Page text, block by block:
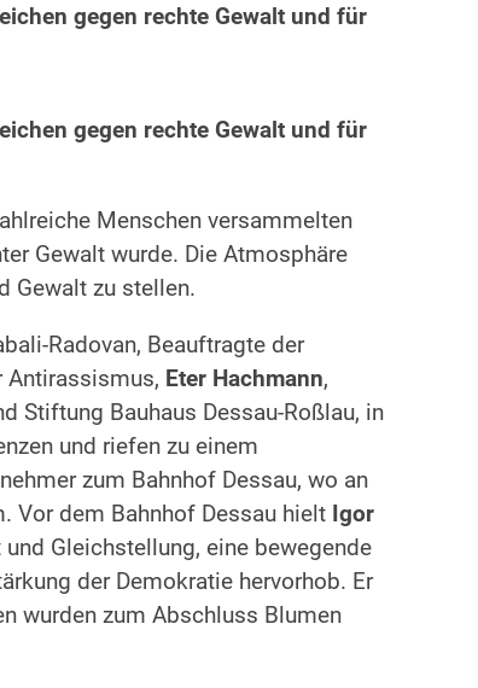
gegen rechte Gewalt und für
gegen rechte Gewalt und für
Menschen versammelten
Gewalt wurde. Die Atmosphäre
Gewalt zu stellen.
Radovan, Beauftragte der
Antirassismus, Eter Hachmann,
Stiftung Bauhaus Dessau-Roßlau, in
und riefen zu einem
zum Bahnhof Dessau, wo an
Vor dem Bahnhof Dessau hielt Igor
Gleichstellung, eine bewegende
der Demokratie hervorhob. Er
wurden zum Abschluss Blumen